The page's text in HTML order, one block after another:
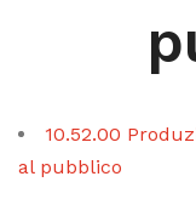
10.52.00
al pubblico